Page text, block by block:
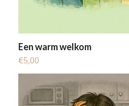
Een warm welkom
€5,00